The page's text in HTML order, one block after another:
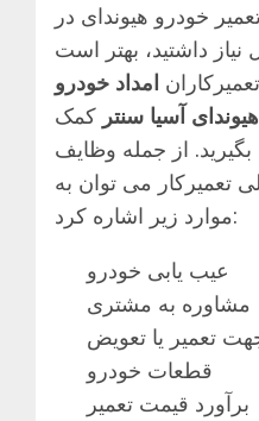
خودرو هیوندای در
داشتید، بهتر است
امداد خودرو
هیوندای آسیا سنتر کمک
بگیرید. از جمله وظایف
تعمیرکار می توان به
موارد زیر اشاره کرد:
عیب یابی خودرو
مشاوره به مشتری
تعمیر یا تعویض
قطعات خودرو
برآورد قیمت تعمیر